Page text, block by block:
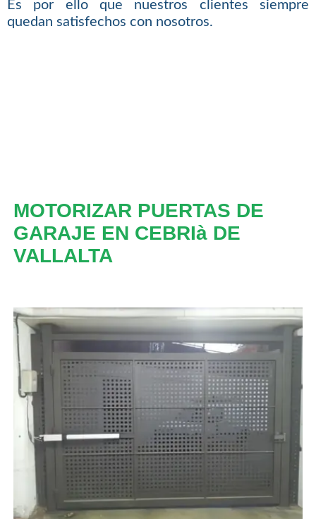
Es por ello que nuestros clientes siempre
quedan satisfechos con nosotros.
MOTORIZAR PUERTAS DE
GARAJE EN CEBRIà DE
VALLALTA